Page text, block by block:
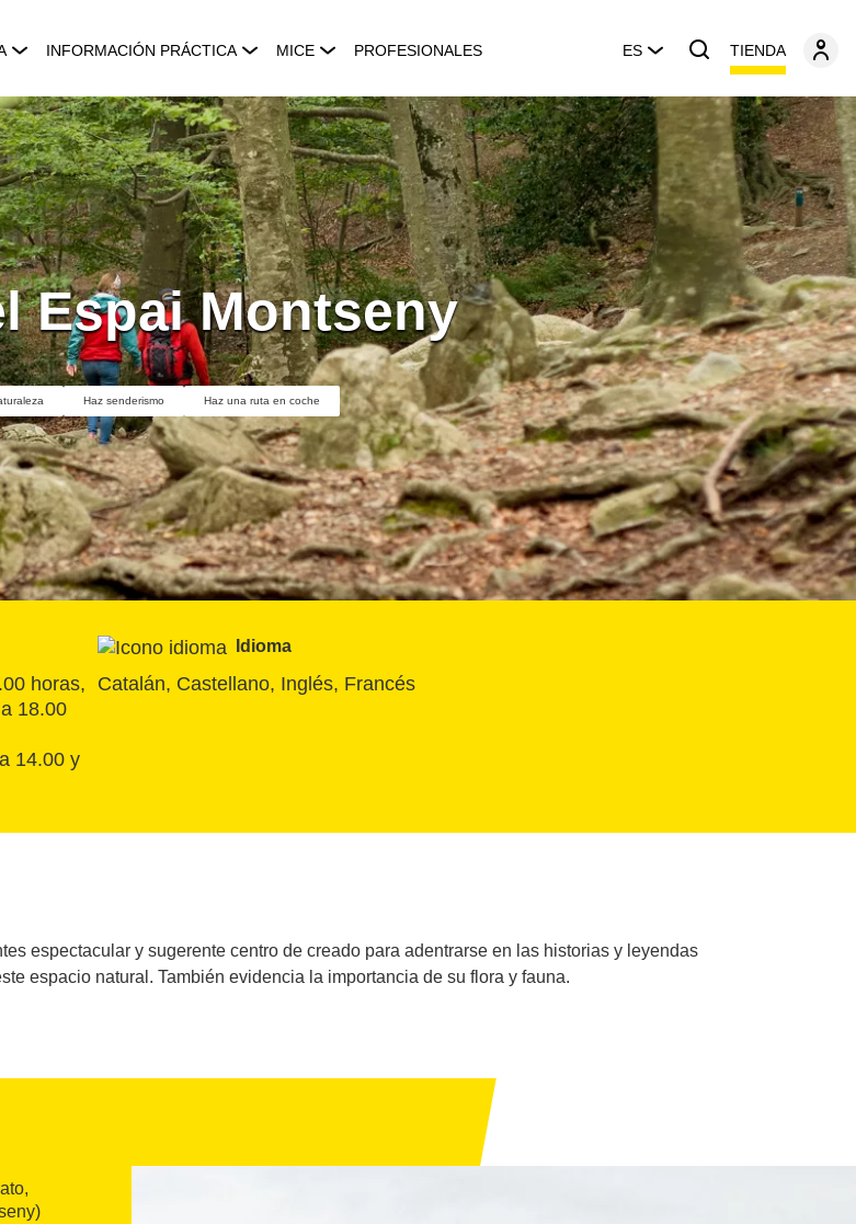
INFORMACIÓN PRÁCTICA MICE PROFESIONALES ES TIENDA
Espai Montseny
Haz senderismo Haz una ruta en coche
horas,
18.00
14.00 y
Idioma
Catalán, Castellano, Inglés, Francés
espectacular y sugerente centro de creado para adentrarse en las historias y leyendas
espacio natural. También evidencia la importancia de su flora y fauna.